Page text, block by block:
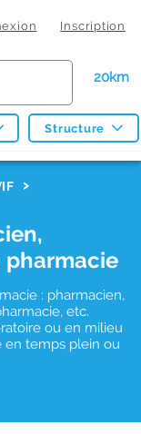
Inscription
20km
Structure
pharmacie
: pharmacien,
etc.
ou en milieu
en temps plein ou